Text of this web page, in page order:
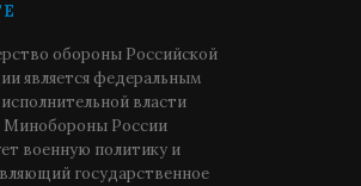
обороны Российской
является федеральным
власти
Минобороны России
военную политику и
государственное